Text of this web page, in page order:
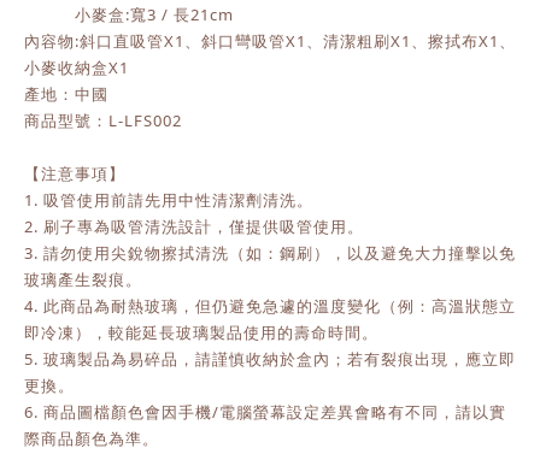
小麥盒:寬3 / 長21cm
內容物:斜口直吸管X1、斜口彎吸管X1、清潔粗刷X1、擦拭布X1、
小麥收納盒X1
產地：中國
商品型號：L-LFS002
【注意事項】
1. 吸管使用前請先用中性清潔劑清洗。
2. 刷子專為吸管清洗設計，僅提供吸管使用。
3. 請勿使用尖銳物擦拭清洗（如：鋼刷），以及避免大力撞擊以免
玻璃產生裂痕。
4. 此商品為耐熱玻璃，但仍避免急遽的溫度變化（例：高溫狀態立
即冷凍），較能延長玻璃製品使用的壽命時間。
5. 玻璃製品為易碎品，請謹慎收納於盒內；若有裂痕出現，應立即
更換。
6. 商品圖檔顏色會因手機/電腦螢幕設定差異會略有不同，請以實
際商品顏色為準。